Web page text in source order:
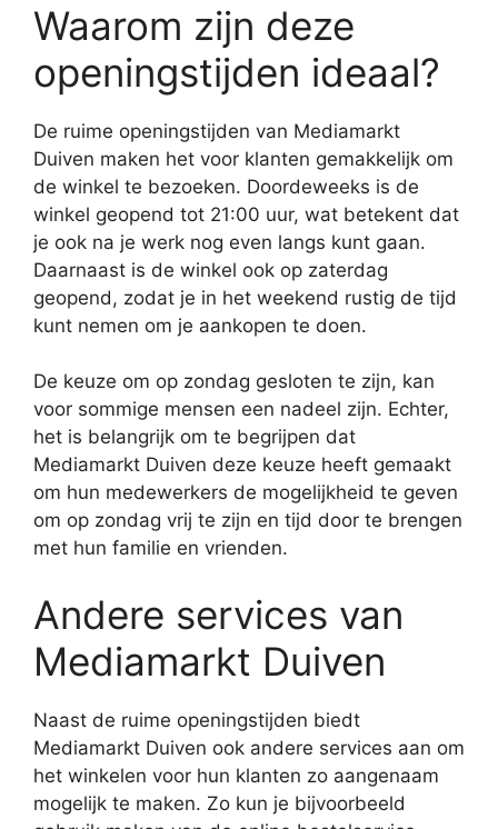
Waarom zijn deze
openingstijden ideaal?
De ruime openingstijden van Mediamarkt
Duiven maken het voor klanten gemakkelijk om
de winkel te bezoeken. Doordeweeks is de
winkel geopend tot 21:00 uur, wat betekent dat
je ook na je werk nog even langs kunt gaan.
Daarnaast is de winkel ook op zaterdag
geopend, zodat je in het weekend rustig de tijd
kunt nemen om je aankopen te doen.
De keuze om op zondag gesloten te zijn, kan
voor sommige mensen een nadeel zijn. Echter,
het is belangrijk om te begrijpen dat
Mediamarkt Duiven deze keuze heeft gemaakt
om hun medewerkers de mogelijkheid te geven
om op zondag vrij te zijn en tijd door te brengen
met hun familie en vrienden.
Andere services van
Mediamarkt Duiven
Naast de ruime openingstijden biedt
Mediamarkt Duiven ook andere services aan om
het winkelen voor hun klanten zo aangenaam
mogelijk te maken. Zo kun je bijvoorbeeld